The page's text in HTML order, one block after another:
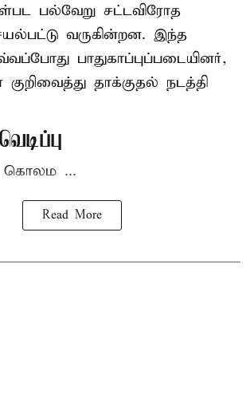
பல்வேறு சட்டவிரோத
வருகின்றன. இந்த
பாதுகாப்புப்படையினர்,
தாக்குதல் நடத்தி
கொலம ...
Read More